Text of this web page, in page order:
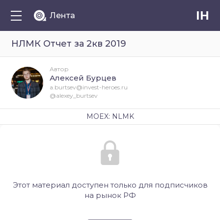
Лента IH
НЛМК Отчет за 2кв 2019
Этот материал доступен только для подписчиков
на рынок РФ
Автор
Алексей Бурцев
a.burtsev@invest-heroes.ru
@alexey_burtsev
MOEX: NLMK